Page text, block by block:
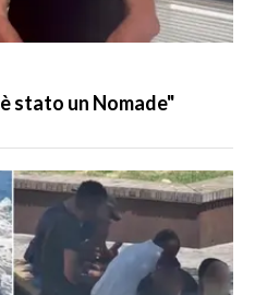
stato un Nomade"